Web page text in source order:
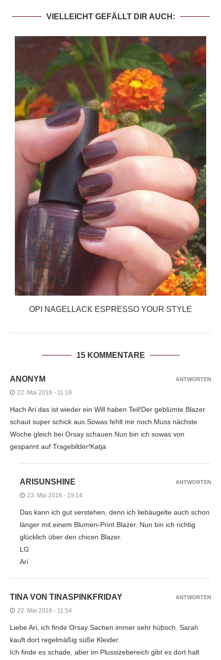
VIELLEICHT GEFÄLLT DIR AUCH:
OPI NAGELLACK ESPRESSO YOUR STYLE
15 KOMMENTARE
ANONYM
22. Mai 2016 - 11:16
Hach Ari das ist wieder ein Will haben Teil!Der geblümte Blazer
schaut super schick aus.Sowas fehlt mir noch.Muss nächste
Woche gleich bei Orsay schauen.Nun bin ich sowas von
gespannt auf Tragebilder!Katja
ANTWORTEN
ARISUNSHINE
23. Mai 2016 - 19:14
Das kann ich gut verstehen, denn ich liebäugelte auch schon
länger mit einem Blumen-Print Blazer. Nun bin ich richtig
glücklich über den chicen Blazer.
LG
Ari
ANTWORTEN
TINA VON TINASPINKFRIDAY
22. Mai 2016 - 11:54
Liebe Ari, ich finde Orsay Sachen immer sehr hübsch. Sarah
kauft dort regelmäßig süße Kleider.
Ich finde es schade, aber im Plussizebereich gibt es dort halt
ANTWORTEN